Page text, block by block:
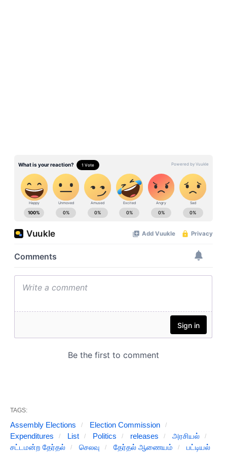
TAGS:
Assembly Elections
Election Commission
Expenditures
List Politics releases
அரசியல்
சட்டமன்ற தேர்தல்
செலவு தேர்தல் ஆணையம்
பட்டியல்